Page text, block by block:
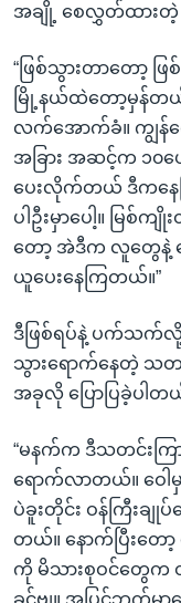
အချို့ စေလွှတ်ထားတဲ့
“ဖြစ်သွားတာတော့ ဖ
မြို့နယ်ထဲတော့မှန်တယ်
လက်အောက်ခံ။ ကျွန်
အခြား အဆင့်က ၁၀
ပေးလိုက်တယ် ဒီကနေပ
ပါဦးမှာပေါ့။ မြ
တော့ အဲဒီက လူတွေနဲ့
ယူပေးနေကြတယ်။”
ဒီဖြစ်ရပ်နဲ့ ပက်သက်
သွားရောက်နေတဲ့ သ
အခုလို ပြောပြခဲ့ပါတ
“မနက်က ဒီသတင်းကြာ
ရောက်လာတယ်။ ဝေါ
ပဲခူးတိုင်း ဝန်ကြီးခ
တယ်။ နောက်ပြီးတေ
ကို မိသားစုဝင်တွေက
ခင်ဗျ။ အပြင်ဘက်